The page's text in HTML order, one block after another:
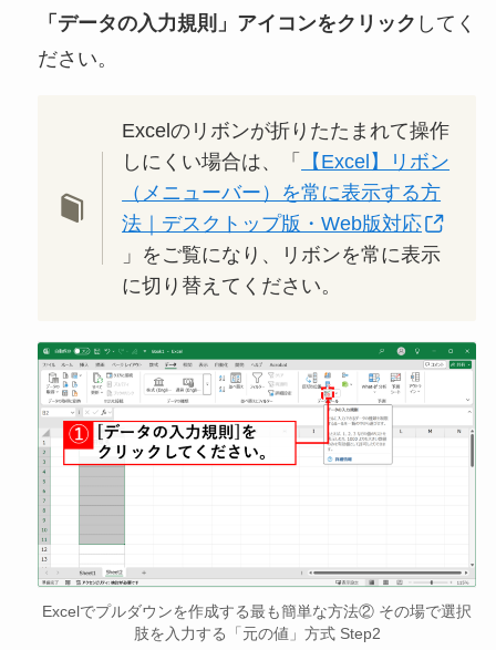
「データの入力規則」アイコンをクリック してく
ださい。
Excelのリボンが折りたたまれて操作
しにくい場合は、「
【Excel】リボン
（メニューバー）を常に表示する方
法｜デスクトップ版・Web版対応
」をご覧になり、リボンを常に表示
に切り替えてください。
Excelでプルダウンを作成する最も簡単な方法② その場で選択
肢を入力する「元の値」方式 Step2